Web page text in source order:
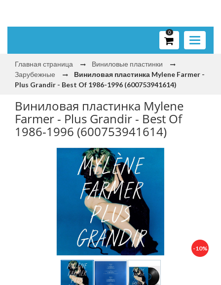
Toggle
0
Главная страница
Виниловые пластинки
Зарубежные
Виниловая пластинка Mylene Farmer -
Plus Grandir - Best Of 1986-1996 (600753941614)
Виниловая пластинка Mylene
Farmer - Plus Grandir - Best Of
1986-1996 (600753941614)
-10%